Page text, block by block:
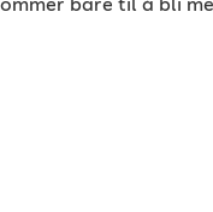
bare til å bli